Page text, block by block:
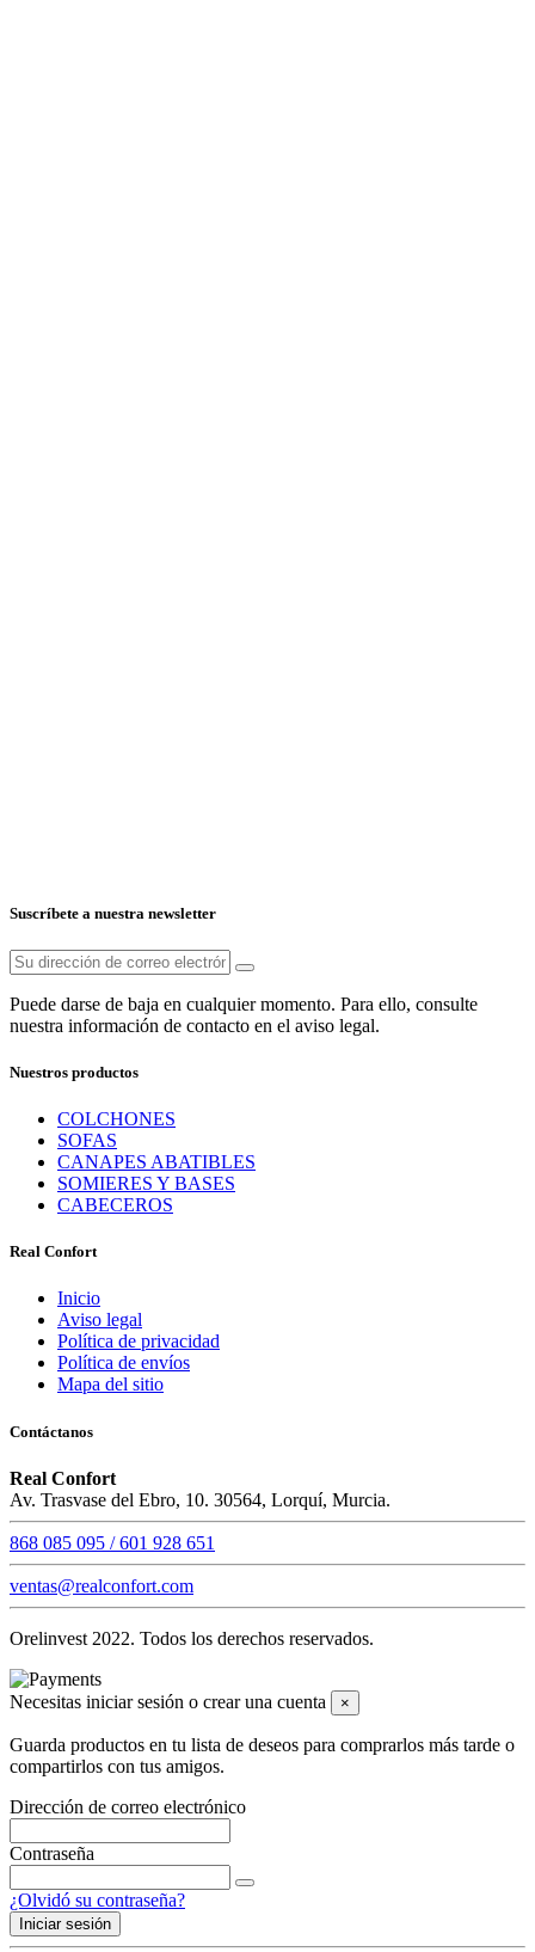
Suscríbete a nuestra newsletter
Puede darse de baja en cualquier momento. Para ello, consulte
nuestra información de contacto en el aviso legal.
Nuestros productos
COLCHONES
SOFAS
CANAPES ABATIBLES
SOMIERES Y BASES
CABECEROS
Real Confort
Inicio
Aviso legal
Política de privacidad
Política de envíos
Mapa del sitio
Contáctanos
Real Confort
Av. Trasvase del Ebro, 10. 30564, Lorquí, Murcia.
868 085 095 / 601 928 651
ventas@realconfort.com
Orelinvest 2022. Todos los derechos reservados.
Necesitas iniciar sesión o crear una cuenta ×
Guarda productos en tu lista de deseos para comprarlos más tarde o
compartirlos con tus amigos.
Dirección de correo electrónico
Contraseña
¿Olvidó su contraseña?
Iniciar sesión